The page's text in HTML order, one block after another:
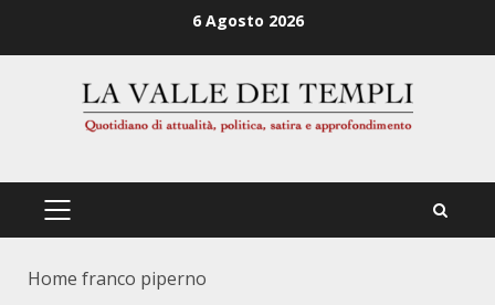
6 Agosto 2026
PRIMÄRES
Home franco piperno